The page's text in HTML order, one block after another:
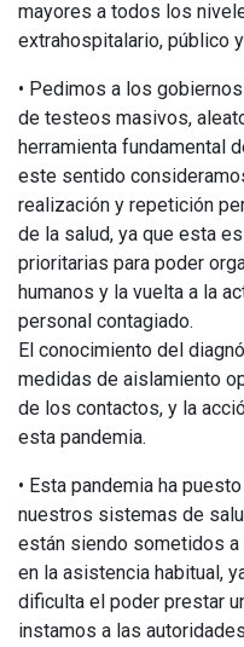
mayores a todos los
extrahospitalario, público
• Pedimos a los
de testeos masivos,
herramienta fundamental
este sentido
realización y repetición
de la salud, ya que esta
prioritarias para poder
humanos y la vuelta a la
personal contagiado.
El conocimiento del
medidas de aislamiento
de los contactos, y la
esta pandemia.
• Esta pandemia ha
nuestros sistemas de
están siendo sometidos a
en la asistencia habitual,
dificulta el poder prestar
instamos a las